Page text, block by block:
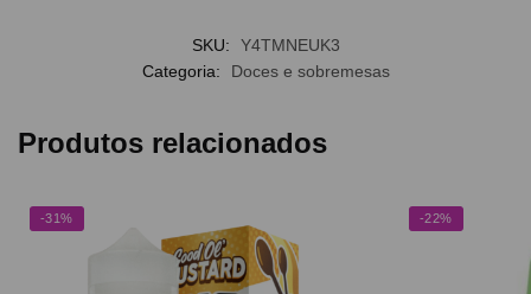
SKU:
Y4TMNEUK3
Categoria:
Doces e sobremesas
Produtos relacionados
-31% -22%